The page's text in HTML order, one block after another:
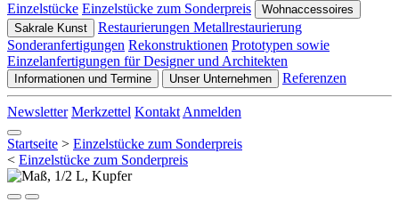
Einzelstücke Einzelstücke zum Sonderpreis
Wohnaccessoires
Sakrale Kunst
Restaurierungen Metallrestaurierung
Sonderanfertigungen Rekonstruktionen Prototypen sowie
Einzelanfertigungen für Designer und Architekten
Informationen und Termine Unser Unternehmen Referenzen
Newsletter Merkzettel Kontakt Anmelden
Startseite > Einzelstücke zum Sonderpreis
< Einzelstücke zum Sonderpreis